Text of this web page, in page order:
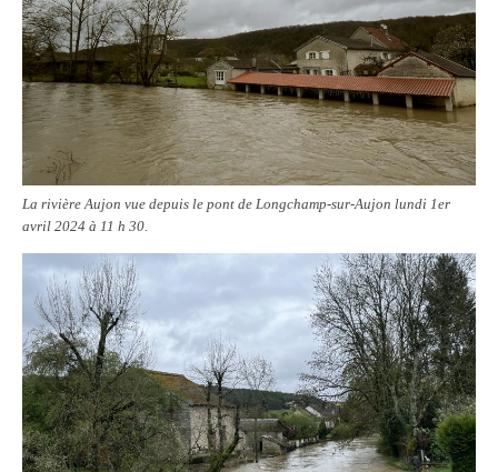
La rivière Aujon vue depuis le pont de Longchamp-sur-Aujon lundi 1er
avril 2024 à 11 h 30.